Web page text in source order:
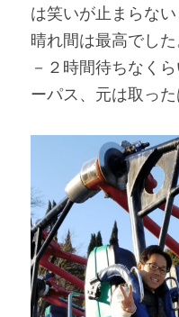
は笑いが止まらな
晴れ間は最高でし
－２時間待ちなく
ーパス、元は取っ